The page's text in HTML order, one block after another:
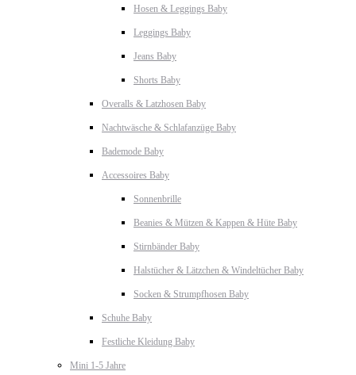
Hosen & Leggings Baby
Leggings Baby
Jeans Baby
Shorts Baby
Overalls & Latzhosen Baby
Nachtwäsche & Schlafanzüge Baby
Bademode Baby
Accessoires Baby
Sonnenbrille
Beanies & Mützen & Kappen & Hüte Baby
Stirnbänder Baby
Halstücher & Lätzchen & Windeltücher Baby
Socken & Strumpfhosen Baby
Schuhe Baby
Festliche Kleidung Baby
Mini 1-5 Jahre